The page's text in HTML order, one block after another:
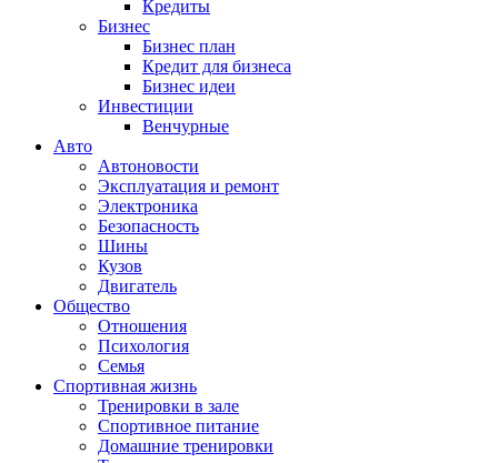
Кредиты
Бизнес
Бизнес план
Кредит для бизнеса
Бизнес идеи
Инвестиции
Венчурные
Авто
Автоновости
Эксплуатация и ремонт
Электроника
Безопасность
Шины
Кузов
Двигатель
Общество
Отношения
Психология
Семья
Спортивная жизнь
Тренировки в зале
Спортивное питание
Домашние тренировки